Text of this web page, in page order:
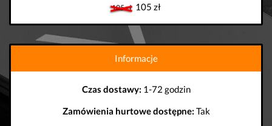
105 zł105 zł
Informacje
Czas dostawy: 1-72 godzin
Zamówienia hurtowe dostępne: Tak